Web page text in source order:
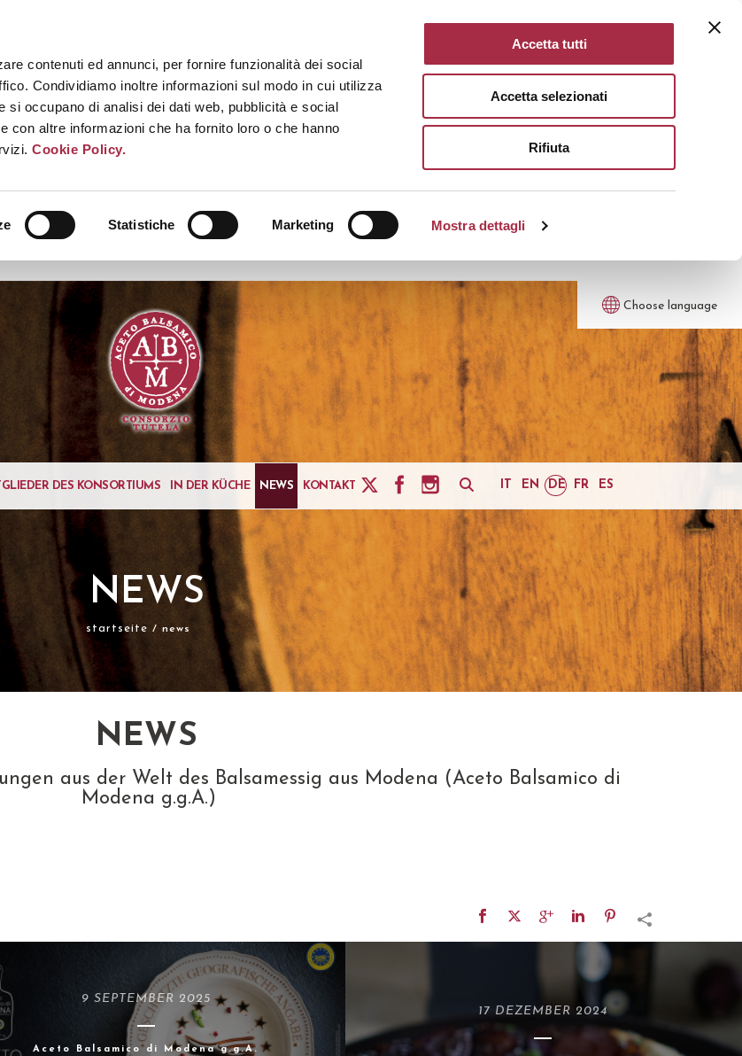
contenuti ed annunci, per fornire funzionalità dei social
Condividiamo inoltre informazioni sul modo in cui utilizza
si occupano di analisi dei dati web, pubblicità e social
con altre informazioni che ha fornito loro o che hanno
Cookie Policy.
Statistiche Marketing Mostra dettagli
Accetta tutti
Accetta selezionati
Rifiuta
Choose language
NEWS
startseite / news
DES KONSORTIUMS IN DER KÜCHE NEWS KONTAKT IT EN DE FR ES
NEWS
aus der Welt des Balsamessig aus Modena (Aceto Balsamico di
Modena g.g.A.)
9 SEPTEMBER 2025
Aceto Balsamico di Modena g.g.A.
17 DEZEMBER 2024